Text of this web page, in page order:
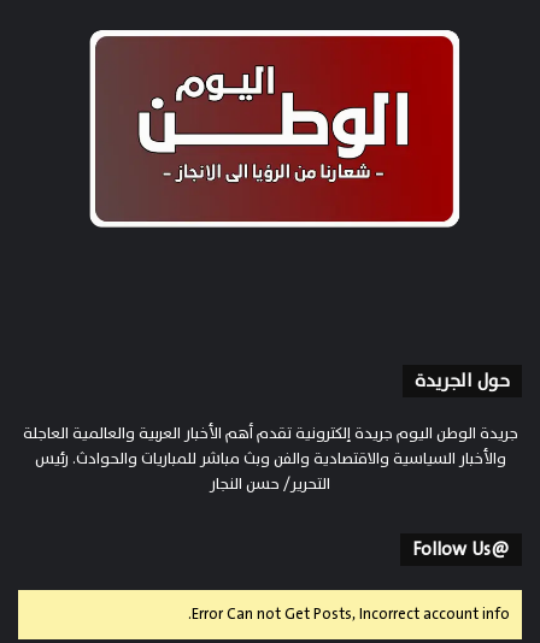
حول الجريدة
جريدة الوطن اليوم جريدة إلكترونية تقدم أهم الأخبار العربية والعالمية العاجلة
والأخبار السياسية والاقتصادية والفن وبث مباشر للمباريات والحوادث. رئيس
التحرير/ حسن النجار
@Follow Us
Error Can not Get Posts, Incorrect account info.